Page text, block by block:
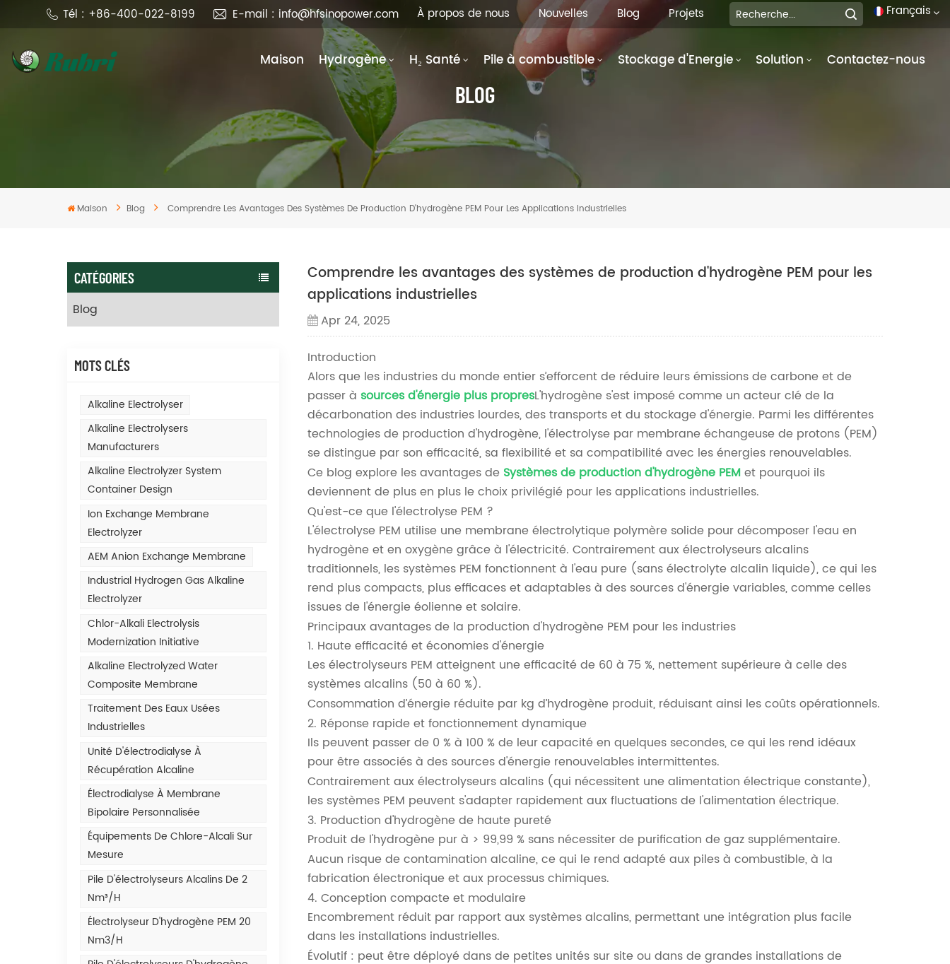
Tél : +86-400-022-8199 E-mail : info@hfsinopower.com Français
português
Bulgaria
Melayu
À propos de nous Nouvelles Blog Projets
Maison Hydrogène H₂ Santé Pile à combustible Stockage d'Energie Solution Contactez-nous
BLOG
Maison Blog Comprendre Les Avantages Des Systèmes De Production D'hydrogène PEM Pour Les Applications Industrielles
CATÉGORIES
Blog
MOTS CLÉS
Alkaline Electrolyser
Alkaline Electrolysers
Manufacturers
Alkaline Electrolyzer System
Container Design
Ion Exchange Membrane
Electrolyzer
AEM Anion Exchange Membrane
Industrial Hydrogen Gas Alkaline
Electrolyzer
Chlor-Alkali Electrolysis
Modernization Initiative
Alkaline Electrolyzed Water
Composite Membrane
Traitement Des Eaux Usées
Industrielles
Unité D'électrodialyse À
Récupération Alcaline
Électrodialyse À Membrane
Bipolaire Personnalisée
Équipements De Chlore-Alcali Sur
Mesure
Pile D'électrolyseurs Alcalins De 2
Nm³/h
Électrolyseur D'hydrogène PEM 20
Nm3/h
Comprendre les avantages des systèmes de production d'hydrogène PEM pour les
applications industrielles
Apr 24, 2025
Introduction
Alors que les industries du monde entier s’efforcent de réduire leurs émissions de carbone et de
passer à sources d'énergie plus propresL'hydrogène s'est imposé comme un acteur clé de la
décarbonation des industries lourdes, des transports et du stockage d'énergie. Parmi les différentes
technologies de production d'hydrogène, l'électrolyse par membrane échangeuse de protons (PEM)
se distingue par son efficacité, sa flexibilité et sa compatibilité avec les énergies renouvelables.
Ce blog explore les avantages de Systèmes de production d'hydrogène PEMet pourquoi ils
deviennent de plus en plus le choix privilégié pour les applications industrielles.
Qu'est-ce que l'électrolyse PEM ?
L'électrolyse PEM utilise une membrane électrolytique polymère solide pour décomposer l'eau en
hydrogène et en oxygène grâce à l'électricité. Contrairement aux électrolyseurs alcalins
traditionnels, les systèmes PEM fonctionnent à l'eau pure (sans électrolyte alcalin liquide), ce qui les
rend plus compacts, plus efficaces et adaptables à des sources d'énergie variables, comme celles
issues de l'énergie éolienne et solaire.
Principaux avantages de la production d'hydrogène PEM pour les industries
1. Haute efficacité et économies d'énergie
Les électrolyseurs PEM atteignent une efficacité de 60 à 75 %, nettement supérieure à celle des
systèmes alcalins (50 à 60 %).
Consommation d’énergie réduite par kg d’hydrogène produit, réduisant ainsi les coûts opérationnels.
2. Réponse rapide et fonctionnement dynamique
Ils peuvent passer de 0 % à 100 % de leur capacité en quelques secondes, ce qui les rend idéaux
pour être associés à des sources d'énergie renouvelables intermittentes.
Contrairement aux électrolyseurs alcalins (qui nécessitent une alimentation électrique constante),
les systèmes PEM peuvent s'adapter rapidement aux fluctuations de l'alimentation électrique.
3. Production d'hydrogène de haute pureté
Produit de l'hydrogène pur à > 99,99 % sans nécessiter de purification de gaz supplémentaire.
Aucun risque de contamination alcaline, ce qui le rend adapté aux piles à combustible, à la
fabrication électronique et aux processus chimiques.
4. Conception compacte et modulaire
Encombrement réduit par rapport aux systèmes alcalins, permettant une intégration plus facile
dans les installations industrielles.
Évolutif : peut être déployé dans de petites unités sur site ou dans de grandes installations de